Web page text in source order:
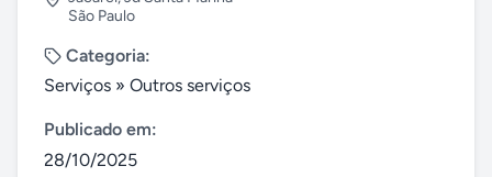
São Paulo
Categoria:
Serviços » Outros serviços
Publicado em:
28/10/2025